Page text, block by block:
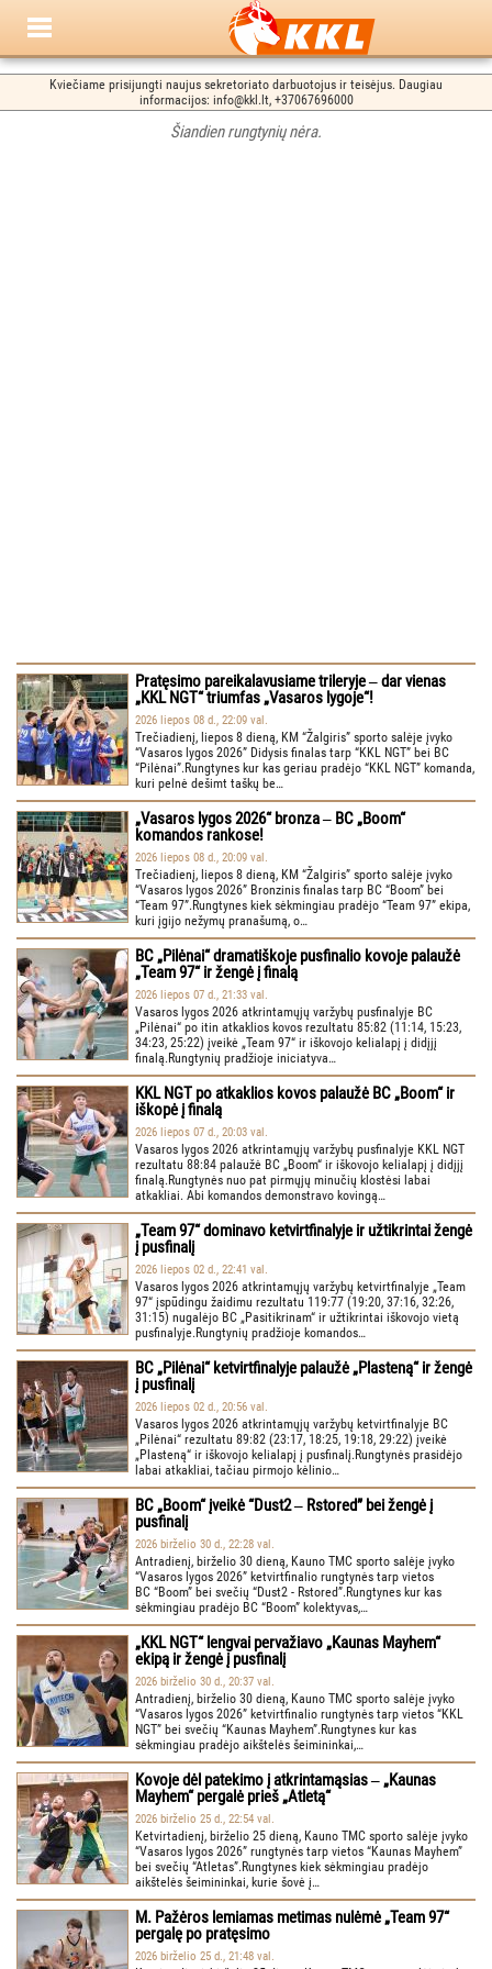
Kviečiame prisijungti naujus sekretoriato darbuotojus ir teisėjus. Daugiau
informacijos: info@kkl.lt, +37067696000
Šiandien rungtynių nėra.
Pratęsimo pareikalavusiame trileryje ‒ dar vienas
„KKL NGT“ triumfas „Vasaros lygoje“!
2026 liepos 08 d., 22:09 val.
Trečiadienį, liepos 8 dieną, KM “Žalgiris” sporto salėje įvyko
“Vasaros lygos 2026” Didysis finalas tarp “KKL NGT” bei BC
“Pilėnai”.Rungtynes kur kas geriau pradėjo “KKL NGT” komanda,
kuri pelnė dešimt taškų be…
„Vasaros lygos 2026“ bronza ‒ BC „Boom“
komandos rankose!
2026 liepos 08 d., 20:09 val.
Trečiadienį, liepos 8 dieną, KM “Žalgiris” sporto salėje įvyko
“Vasaros lygos 2026” Bronzinis finalas tarp BC “Boom” bei
“Team 97”.Rungtynes kiek sėkmingiau pradėjo “Team 97” ekipa,
kuri įgijo nežymų pranašumą, o…
BC „Pilėnai“ dramatiškoje pusfinalio kovoje palaužė
„Team 97“ ir žengė į finalą
2026 liepos 07 d., 21:33 val.
Vasaros lygos 2026 atkrintamųjų varžybų pusfinalyje BC
„Pilėnai“ po itin atkaklios kovos rezultatu 85:82 (11:14, 15:23,
34:23, 25:22) įveikė „Team 97“ ir iškovojo kelialapį į didįjį
finalą.Rungtynių pradžioje iniciatyva…
KKL NGT po atkaklios kovos palaužė BC „Boom“ ir
iškopė į finalą
2026 liepos 07 d., 20:03 val.
Vasaros lygos 2026 atkrintamųjų varžybų pusfinalyje KKL NGT
rezultatu 88:84 palaužė BC „Boom“ ir iškovojo kelialapį į didįjį
finalą.Rungtynės nuo pat pirmųjų minučių klostėsi labai
atkakliai. Abi komandos demonstravo kovingą…
„Team 97“ dominavo ketvirtfinalyje ir užtikrintai žengė
į pusfinalį
2026 liepos 02 d., 22:41 val.
Vasaros lygos 2026 atkrintamųjų varžybų ketvirtfinalyje „Team
97“ įspūdingu žaidimu rezultatu 119:77 (19:20, 37:16, 32:26,
31:15) nugalėjo BC „Pasitikrinam“ ir užtikrintai iškovojo vietą
pusfinalyje.Rungtynių pradžioje komandos…
BC „Pilėnai“ ketvirtfinalyje palaužė „Plasteną“ ir žengė
į pusfinalį
2026 liepos 02 d., 20:56 val.
Vasaros lygos 2026 atkrintamųjų varžybų ketvirtfinalyje BC
„Pilėnai“ rezultatu 89:82 (23:17, 18:25, 19:18, 29:22) įveikė
„Plasteną“ ir iškovojo kelialapį į pusfinalį.Rungtynės prasidėjo
labai atkakliai, tačiau pirmojo kėlinio…
BC „Boom“ įveikė “Dust2 ‒ Rstored” bei žengė į
pusfinalį
2026 birželio 30 d., 22:28 val.
Antradienį, birželio 30 dieną, Kauno TMC sporto salėje įvyko
“Vasaros lygos 2026” ketvirtfinalio rungtynės tarp vietos
BC “Boom” bei svečių “Dust2 - Rstored”.Rungtynes kur kas
sėkmingiau pradėjo BC “Boom” kolektyvas,…
„KKL NGT“ lengvai pervažiavo „Kaunas Mayhem“
ekipą ir žengė į pusfinalį
2026 birželio 30 d., 20:37 val.
Antradienį, birželio 30 dieną, Kauno TMC sporto salėje įvyko
“Vasaros lygos 2026” ketvirtfinalio rungtynės tarp vietos “KKL
NGT” bei svečių “Kaunas Mayhem”.Rungtynes kur kas
sėkmingiau pradėjo aikštelės šeimininkai,…
Kovoje dėl patekimo į atkrintamąsias ‒ „Kaunas
Mayhem“ pergalė prieš „Atletą“
2026 birželio 25 d., 22:54 val.
Ketvirtadienį, birželio 25 dieną, Kauno TMC sporto salėje įvyko
“Vasaros lygos 2026” rungtynės tarp vietos “Kaunas Mayhem”
bei svečių “Atletas”.Rungtynes kiek sėkmingiau pradėjo
aikštelės šeimininkai, kurie šovė į…
M. Pažėros lemiamas metimas nulėmė „Team 97“
pergalę po pratęsimo
2026 birželio 25 d., 21:48 val.